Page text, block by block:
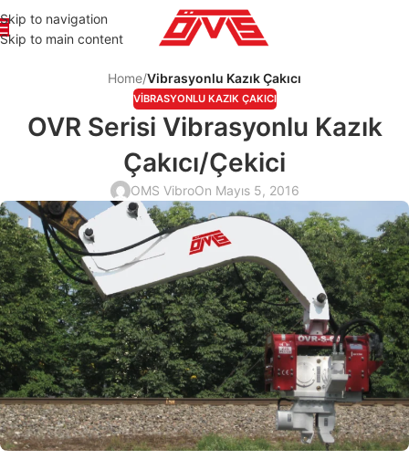
Skip to navigation
Skip to main content
Home/Vibrasyonlu Kazık Çakıcı
VIBRASYONLU KAZIK ÇAKICI
OVR Serisi Vibrasyonlu Kazık
Çakıcı/Çekici
OMS VibroOn Mayıs 5, 2016